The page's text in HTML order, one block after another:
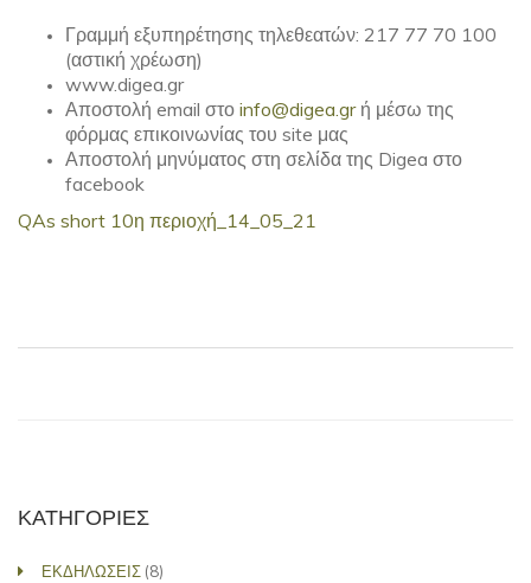
Γραμμή εξυπηρέτησης τηλεθεατών: 217 77 70 100
(αστική χρέωση)
www.digea.gr
Αποστολή email στο info@digea.grή μέσω της
φόρμας επικοινωνίας του site μας
Αποστολή μηνύματος στη σελίδα της Digea στο
facebook
QAs short 10η περιοχή_14_05_21
ΚΑΤΗΓΟΡΙΕΣ
ΕΚΔΗΛΩΣΕΙΣ (8)